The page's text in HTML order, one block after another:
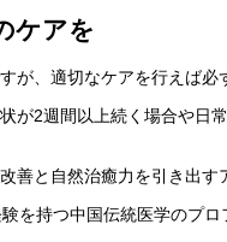
ケアを
が、適切なケアを行えば
が2週間以上続く場合や
善と自然治癒力を引き出
を持つ中国伝統医学のプ